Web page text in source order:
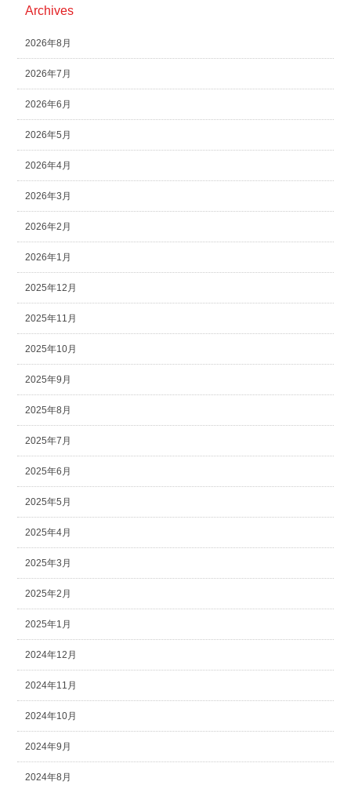
Archives
2026年8月
2026年7月
2026年6月
2026年5月
2026年4月
2026年3月
2026年2月
2026年1月
2025年12月
2025年11月
2025年10月
2025年9月
2025年8月
2025年7月
2025年6月
2025年5月
2025年4月
2025年3月
2025年2月
2025年1月
2024年12月
2024年11月
2024年10月
2024年9月
2024年8月